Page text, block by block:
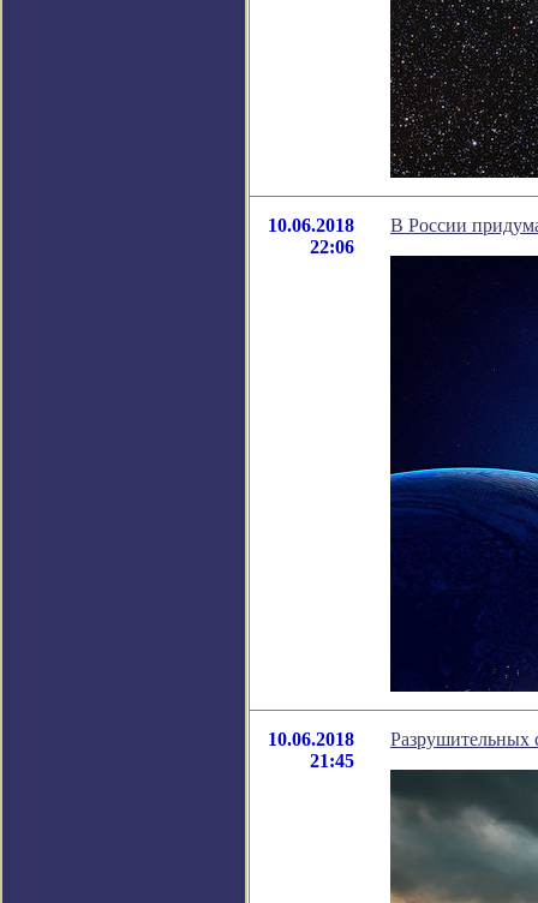
10.06.2018
22:06
В России
10.06.2018
21:45
Разрушительных